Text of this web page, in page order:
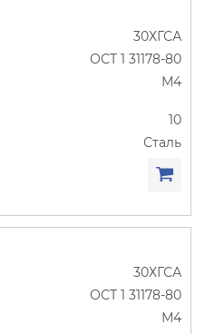
30ХГСА
ОСТ 1 31178-80
М4
10
Сталь
30ХГСА
ОСТ 1 31178-80
М4